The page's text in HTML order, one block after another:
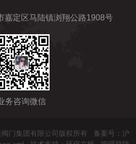
嘉定区马陆镇浏翔公路1908号
务咨询微信
门集团有限公司版权所有 备案号：沪